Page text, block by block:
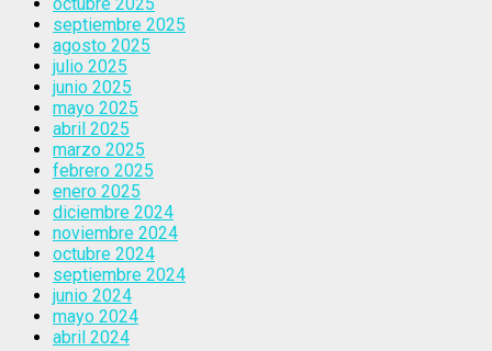
octubre 2025
septiembre 2025
agosto 2025
julio 2025
junio 2025
mayo 2025
abril 2025
marzo 2025
febrero 2025
enero 2025
diciembre 2024
noviembre 2024
octubre 2024
septiembre 2024
junio 2024
mayo 2024
abril 2024